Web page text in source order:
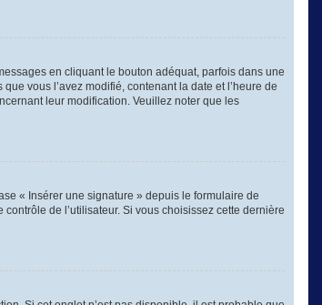
en cliquant le bouton adéquat, parfois dans une
vous l’avez modifié, contenant la date et l’heure de
leur modification. Veuillez noter que les
« Insérer une signature » depuis le formulaire de
de l’utilisateur. Si vous choisissez cette dernière